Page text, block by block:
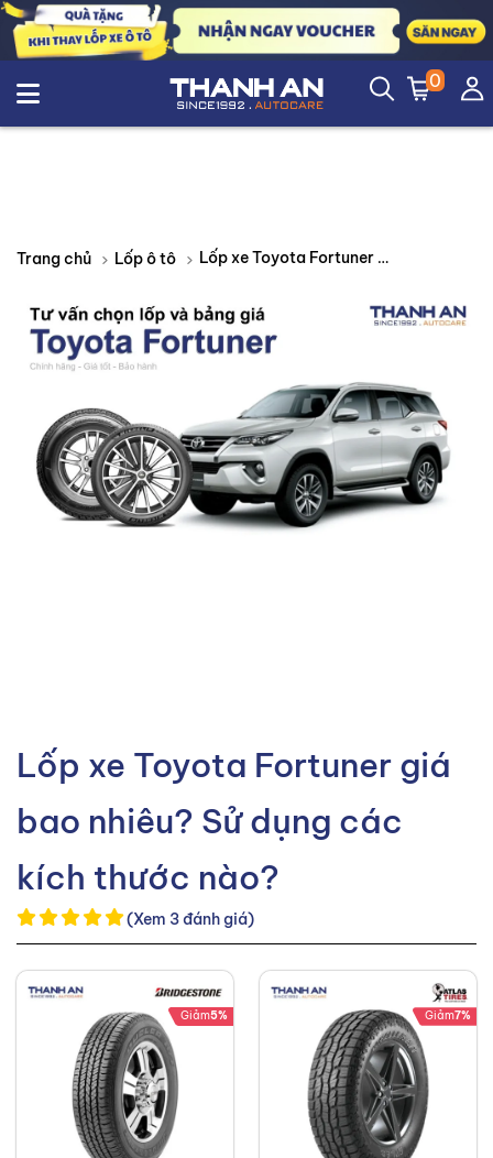
0
Trang chủ Lốp ô tô Lốp xe Toyota Fortuner giá bao nhiêu? Sử dụng các kích thước nào?
Lốp xe Toyota Fortuner giá
bao nhiêu? Sử dụng các
kích thước nào?
(Xem 3 đánh giá)
Giảm5% Giảm7%